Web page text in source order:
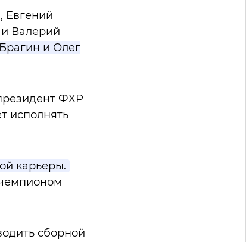
Евгений
Валерий
и Олег
ФХР
исполнять
карьеры.
сборной